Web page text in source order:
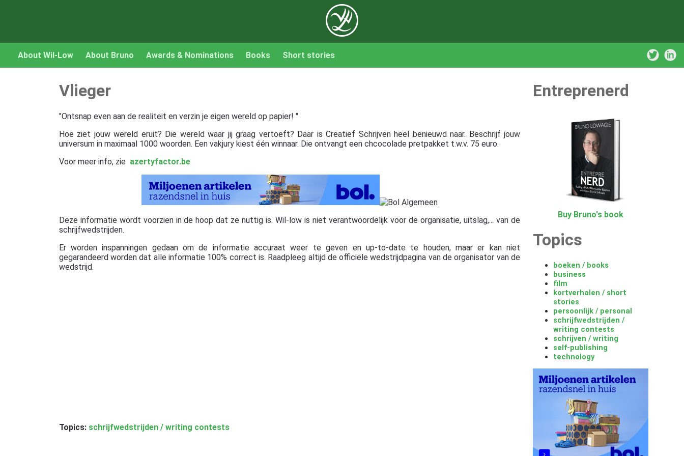
About Wil-Low About Bruno Awards & Nominations Books Short stories
Vlieger
"Ontsnap even aan de realiteit en verzin je eigen wereld op papier! "
Hoe ziet jouw wereld eruit? Die wereld waar jij graag vertoeft? Daar is Creatief Schrijven heel benieuwd naar. Beschrijf jouw
universum in maximaal 1000 woorden. Een vakjury kiest één winnaar. Die ontvangt een chcocolade pretpakket t.w.v. 75 euro.
Voor meer info, zie azertyfactor.be
Deze informatie wordt voorzien in de hoop dat ze nuttig is. Wil-low is niet verantwoordelijk voor de organisatie, uitslag,... van de
schrijfwedstrijden.
Er worden inspanningen gedaan om de informatie accuraat weer te geven en up-to-date te houden, maar er kan niet
gegarandeerd worden dat alle informatie 100% correct is. Raadpleeg altijd de officiële wedstrijdpagina van de organisator van de
wedstrijd.
Topics: schrijfwedstrijden / writing contests
Entreprenerd
Buy Bruno's book
Topics
boeken / books
business
film
kortverhalen / short
stories
persoonlijk / personal
schrijfwedstrijden /
writing contests
schrijven / writing
self-publishing
technology